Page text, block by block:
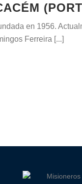
en 1956.
Ferreira [...]